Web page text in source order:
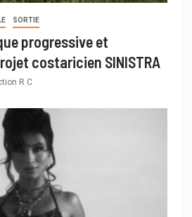
SORTIE
progressive et
costaricien SINISTRA
R C